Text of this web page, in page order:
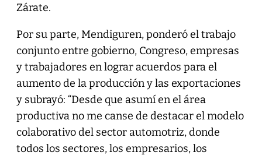
Zárate.
Por su parte, Mendiguren, ponderó el trabajo
conjunto entre gobierno, Congreso, empresas
y trabajadores en lograr acuerdos para el
aumento de la producción y las exportaciones
y subrayó: “Desde que asumí en el área
productiva no me canse de destacar el modelo
colaborativo del sector automotriz, donde
todos los sectores, los empresarios, los